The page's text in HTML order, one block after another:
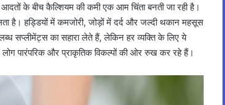
के बीच कैल्शियम की कमी एक आम चिंता बनती जा रही है।
है। हड्डियों में कमजोरी, जोड़ों में दर्द और जल्दी थकान महसूस
सप्लीमेंट्स का सहारा लेते हैं, लेकिन हर व्यक्ति के लिए ये
पारंपरिक और प्राकृतिक विकल्पों की ओर रुख कर रहे हैं।